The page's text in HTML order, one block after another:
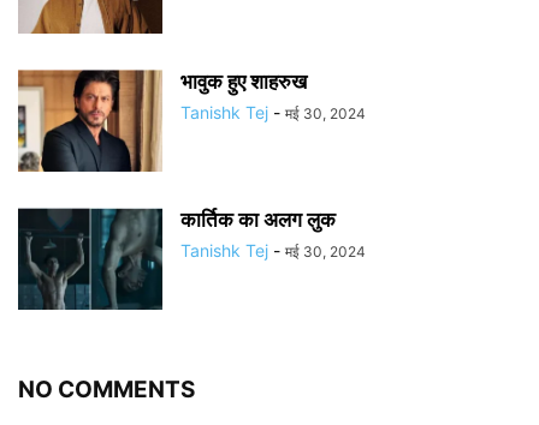
भावुक हुए शाहरुख
Tanishk Tej - मई 30, 2024
कार्तिक का अलग लुक
Tanishk Tej - मई 30, 2024
NO COMMENTS